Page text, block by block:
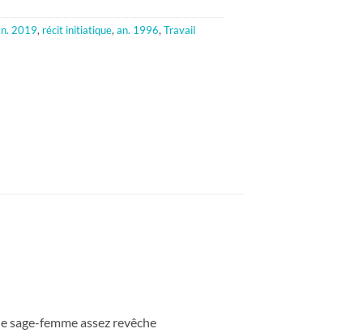
2019, récit initiatique,an. 1996,Travail
sage-femme assez revêche